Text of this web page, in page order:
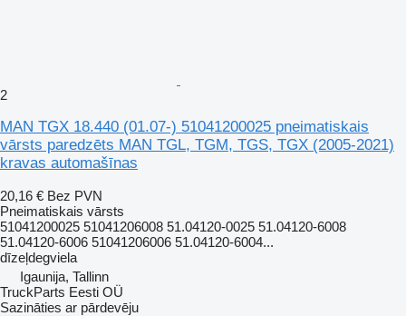
2
MAN TGX 18.440 (01.07-) 51041200025 pneimatiskais
vārsts paredzēts MAN TGL, TGM, TGS, TGX (2005-2021)
kravas automašīnas
20,16 € Bez PVN
Pneimatiskais vārsts
51041200025 51041206008 51.04120-0025 51.04120-6008
51.04120-6006 51041206006 51.04120-6004...
dīzeļdegviela
Igaunija, Tallinn
TruckParts Eesti OÜ
Sazināties ar pārdevēju